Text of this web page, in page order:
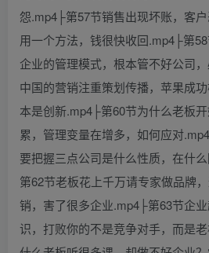
怨.mp4├第57节销售出现坏账，客
用一个方法，钱很快收回.mp4├第
企业的管理模式，根本管不好公司
中国的营销注重策划传播，苹果成
本是创新.mp4├第60节为什么老板
累，管理变量在增多，如何应对
要把握三点公司是什么性质，在什
第62节老板花上千万请专家做品牌
销，害了很多企业.mp4├第63节企
识，打败你的不是竞争对手，而是